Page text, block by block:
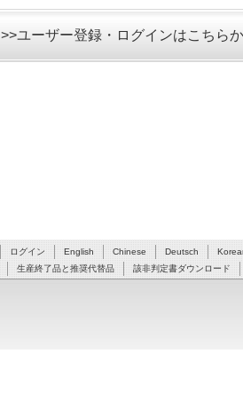
>>ユーザー登録・ログインはこちら
ログイン English Chinese Deutsch
生産終了品と推奨代替品 該非判定書ダウンロード